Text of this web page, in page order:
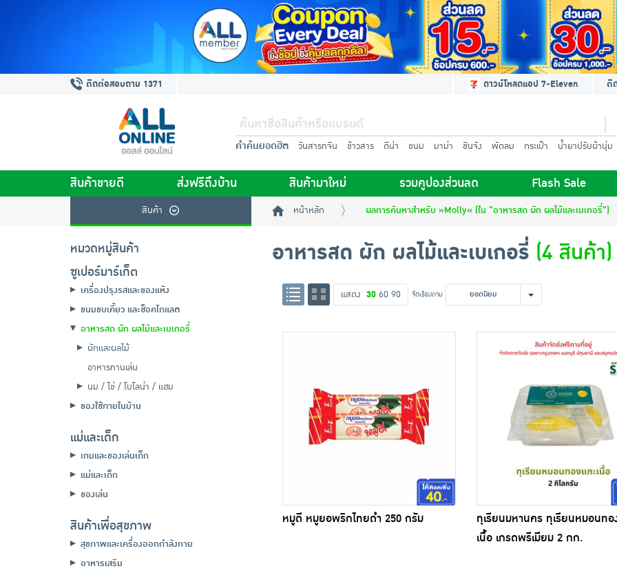
ติดต่อสอบถาม 1371 ดาวน์โหลดแอป 7-Eleven ติ
คำค้นยอดฮิต วันสารทจีน ข้าวสาร ดีน่า ขนม มาม่า ชินจัง พัดลม กระเป๋า น้ำยาปรับผ้านุ่ม
สินค้าขายดี ส่งฟรีถึงบ้าน สินค้ามาใหม่ รวมคูปองส่วนลด Flash Sale
สินค้า หน้าหลัก ผลการค้นหาสำหรับ »Molly« (ใน "อาหารสด ผัก ผลไม้และเบเกอรี่")
หมวดหมู่สินค้า
ซูเปอร์มาร์เก็ต
เครื่องปรุงรสและของแห้ง
ขนมขบเคี้ยว และช็อคโกแลต
อาหารสด ผัก ผลไม้และเบเกอรี่
ผักและผลไม้
อาหารทานเล่น
นม / ไข่ / โบโลน่า / แฮม
ของใช้ภายในบ้าน
แม่และเด็ก
เกมและของเล่นเด็ก
แม่และเด็ก
ของเล่น
สินค้าเพื่อสุขภาพ
สุขภาพและเครื่องออกกำลังกาย
อาหารเสริม
อาหารสด ผัก ผลไม้และเบเกอรี่ (4 สินค้า)
แสดง 30 60 90 จัดเรียงตาม ยอดนิยม
หมูดี หมูยอพริกไทยดำ 250 กรัม
ทุเรียนมหานคร ทุเรียนหมอนทอ
เนื้อ เกรดพรีเมียม 2 กก.